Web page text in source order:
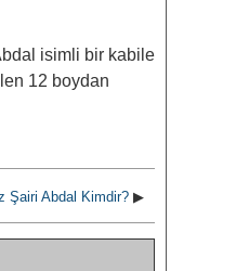
isimli bir kabile
12 boydan
Şairi Abdal Kimdir? ▶